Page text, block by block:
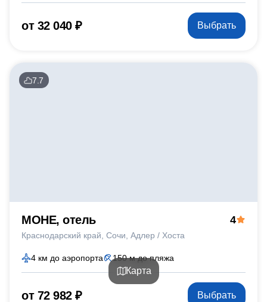
от 32 040 ₽ Выбрать
7.7
МОНЕ, отель
Краснодарский край Сочи Адлер / Хоста
4
4 км до аэропорта 150 м до пляжа
от 72 982 ₽ Выбрать
Карта